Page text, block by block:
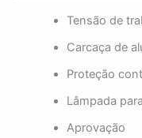
Tensão de
Carcaça de
Proteção
Lâmpada
Aprovação